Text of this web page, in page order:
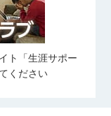
ト「生涯サポー
ください